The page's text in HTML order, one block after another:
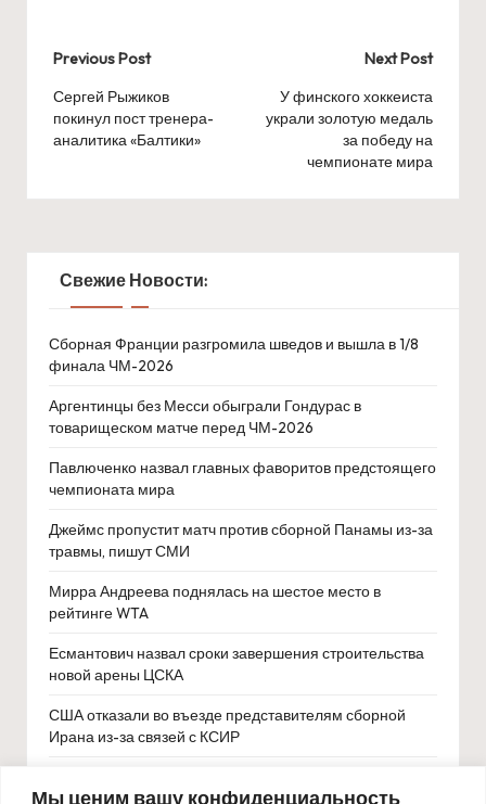
Мы ценим вашу конфиденциальность
Post
navigation
Previous Post
Сергей Рыжиков
покинул пост тренера-
аналитика «Балтики»
Next Post
У финского хоккеиста
украли золотую медаль
за победу на
чемпионате мира
Свежие Новости:
Сборная Франции разгромила шведов и вышла в 1/8
финала ЧМ-2026
Аргентинцы без Месси обыграли Гондурас в
товарищеском матче перед ЧМ-2026
Павлюченко назвал главных фаворитов предстоящего
чемпионата мира
Джеймс пропустит матч против сборной Панамы из-за
травмы, пишут СМИ
Мирра Андреева поднялась на шестое место в
рейтинге WTA
Есмантович назвал сроки завершения строительства
новой арены ЦСКА
США отказали во въезде представителям сборной
Ирана из-за связей с КСИР
за Суперкубок России